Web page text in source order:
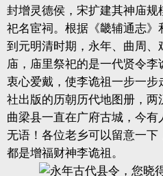
封增灵德侯，宋扩建其神庙
祀名宦祠。根据《畿辅通志
到元明清时期，永年、曲周
庙，庙里祭祀的是一代贤令
衷心爱戴，使李诡祖一步一步
社出版的历朝历代地图册，两
曲梁县一直在广府古城，今有
无语！各位老乡可以留意一
都是增福财神李诡祖。